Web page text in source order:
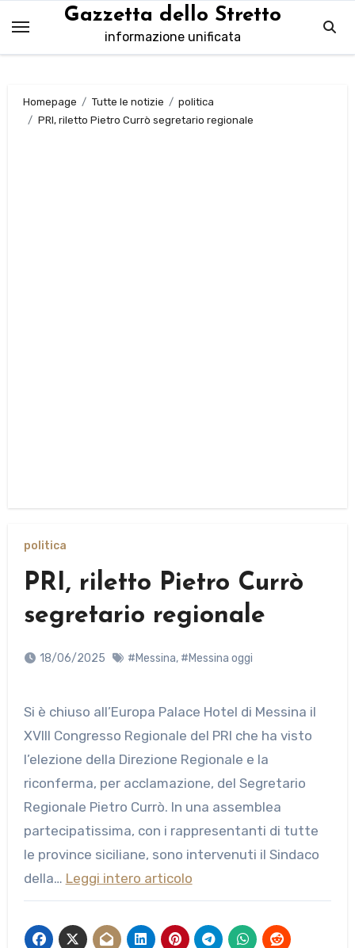
contenuto
Gazzetta dello Stretto
informazione unificata
Homepage Tutte le notizie
politica
PRI, riletto Pietro Currò segretario regionale
politica
PRI, riletto Pietro Currò
segretario regionale
18/06/2025 #Messina, #Messina oggi
Si è chiuso all’Europa Palace Hotel di Messina il
XVIII Congresso Regionale del PRI che ha visto
l’elezione della Direzione Regionale e la
riconferma, per acclamazione, del Segretario
Regionale Pietro Currò. In una assemblea
partecipatissima, con i rappresentanti di tutte
le province siciliane, sono intervenuti il Sindaco
della… Leggi intero articolo